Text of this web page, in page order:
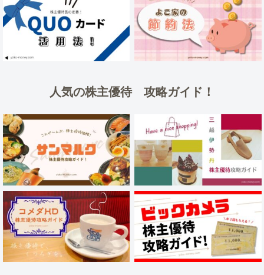
人気の株主優待 攻略ガイド！